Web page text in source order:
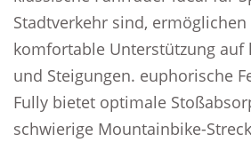
Stadtverkehr sind, ermöglichen
komfortable Unterstützung auf
und Steigungen. euphorische
Fully bietet optimale
schwierige Mountainbike-